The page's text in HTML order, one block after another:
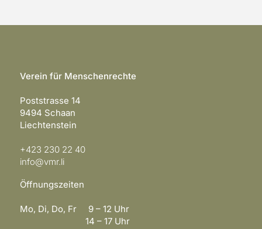
Verein für Menschenrechte
Poststrasse 14
9494 Schaan
Liechtenstein
+423 230 22 40
info@vmr.li
Öffnungszeiten
Mo, Di, Do, Fr 9 – 12 Uhr
14 – 17 Uhr